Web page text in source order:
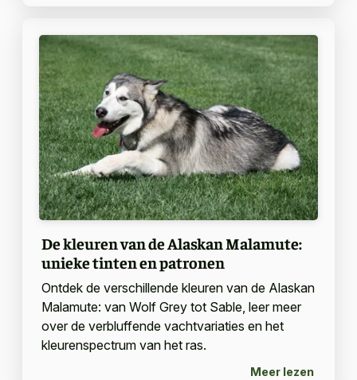
De kleuren van de Alaskan Malamute:
unieke tinten en patronen
Ontdek de verschillende kleuren van de Alaskan
Malamute: van Wolf Grey tot Sable, leer meer
over de verbluffende vachtvariaties en het
kleurenspectrum van het ras.
Meer lezen